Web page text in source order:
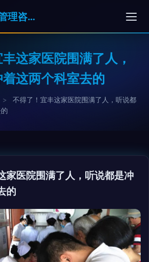
上海枫阁健康管理咨询有限公司
这家医院围满了人，
这两个科室去的
>
不得了！宜丰这家医院围满了人，听说都
家医院围满了人，听说都是冲
的